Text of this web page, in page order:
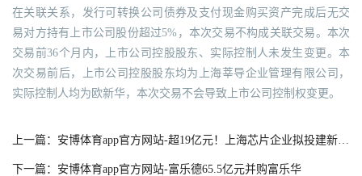
在关联关系，发行可转换公司债券及支付现金购买资产完成后无交
易对方持有上市公司股份超过5%，本次交易不构成关联交易。本次
交易前36个月内，上市公司控股股东、实际控制人未发生变更。本
次交易前后，上市公司控股股东均为上海莘导企业管理有限公司，
实际控制人均为欧新华，本次交易不会导致上市公司控制权变更。
上一篇：安博体育app官方网站-超19亿元！上海芯片企业拟投建新项目
下一篇：安博体育app官方网站-富乐德65.5亿元并购富乐华